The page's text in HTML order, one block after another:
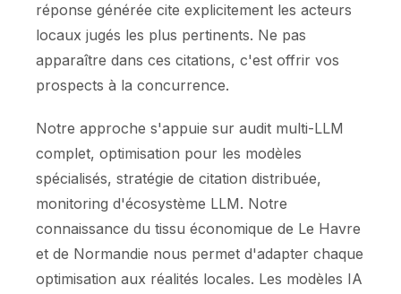
réponse générée cite explicitement les acteurs
locaux jugés les plus pertinents. Ne pas
apparaître dans ces citations, c'est offrir vos
prospects à la concurrence.
Notre approche s'appuie sur audit multi-LLM
complet, optimisation pour les modèles
spécialisés, stratégie de citation distribuée,
monitoring d'écosystème LLM. Notre
connaissance du tissu économique de Le Havre
et de Normandie nous permet d'adapter chaque
optimisation aux réalités locales. Les modèles IA